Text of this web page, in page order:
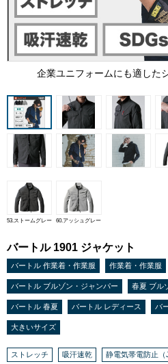
企業ユニフォームにも適した
53.ストームグレー 60.アッシュグレー
バートル 1901 ジャケット
バートル 作業着・作業服 作業着・作業服
バートル ブルゾン・ジャンパー 春夏 ブル
バートル 春夏 バートル レディース バ
大きいサイズ
ストレッチ 吸汗速乾 静電気帯電防止（